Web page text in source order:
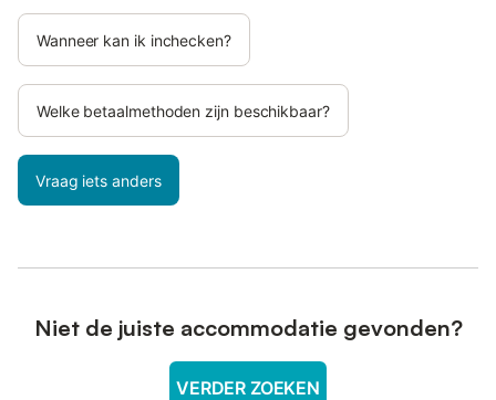
Wanneer kan ik inchecken?
Welke betaalmethoden zijn beschikbaar?
Vraag iets anders
Niet de juiste accommodatie gevonden?
VERDER ZOEKEN